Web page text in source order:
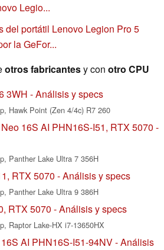
Legio...
del portátil Lenovo Legion Pro 5
la GeFor...
otros fabricantesy con otro CPU
3WH - Análisis y specs
Hawk Point (Zen 4/4c) R7 260
16S AI PHN16S-I51, RTX 5070 -
Panther Lake Ultra 7 356H
RTX 5070 - Análisis y specs
Panther Lake Ultra 9 386H
RTX 5070 - Análisis y specs
Raptor Lake-HX i7-13650HX
AI PHN16S-I51-94NV - Análisis